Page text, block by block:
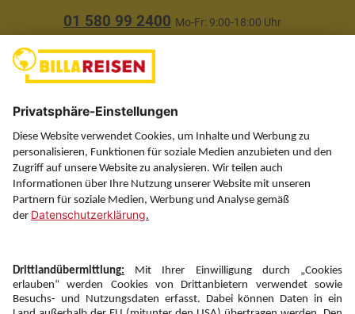
01 580 99 2400 Mo-Fr: 9:00-18:00 Uhr
Über uns
Service
Information
Folgen Sie uns auf
Newsletter: